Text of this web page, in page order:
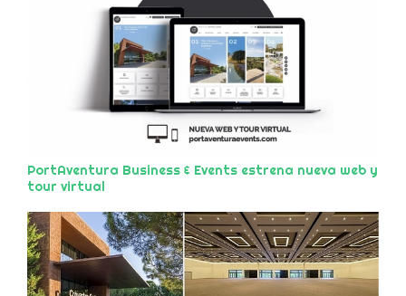
PortAventura Business & Events estrena nueva web y
tour virtual